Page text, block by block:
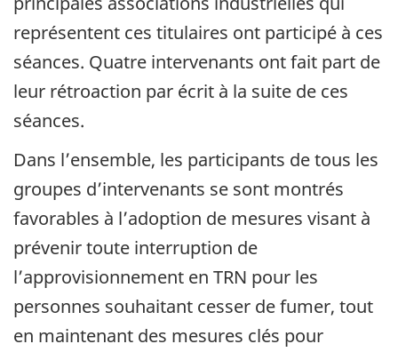
représentent ces titulaires ont participé à ces
séances. Quatre intervenants ont fait part de
leur rétroaction par écrit à la suite de ces
séances.
Dans l’ensemble, les participants de tous les
groupes d’intervenants se sont montrés
favorables à l’adoption de mesures visant à
prévenir toute interruption de
l’approvisionnement en TRN pour les
personnes souhaitant cesser de fumer, tout
en maintenant des mesures clés pour